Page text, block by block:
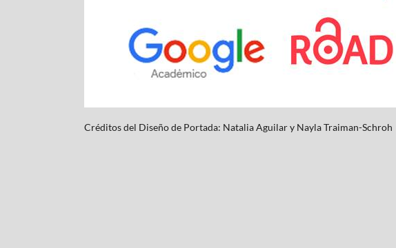
Créditos del Diseño de Portada: Natalia Aguilar y NaylaTraiman-Schroh